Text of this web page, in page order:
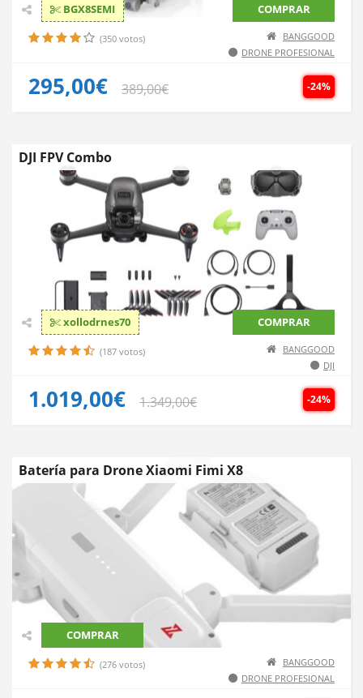
BGX8SEMI COMPRAR
(350 votos)
BANGGOOD
DRONE PROFESIONAL
-24%
295,00€ 389,00€
DJI FPV Combo
xollodrnes70 COMPRAR
(187 votos)
BANGGOOD
DJI
-24%
1.019,00€ 1.349,00€
Batería para Drone Xiaomi Fimi X8
COMPRAR
(276 votos)
BANGGOOD
DRONE PROFESIONAL